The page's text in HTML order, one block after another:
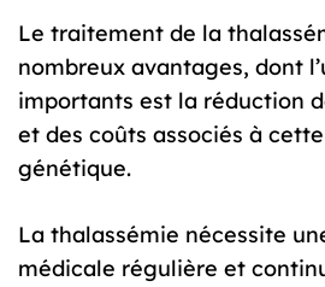
Le traitement de la
nombreux avantages, dont
importants est la réduction
et des coûts associés à
génétique.
La thalassémie nécessite
médicale régulière et